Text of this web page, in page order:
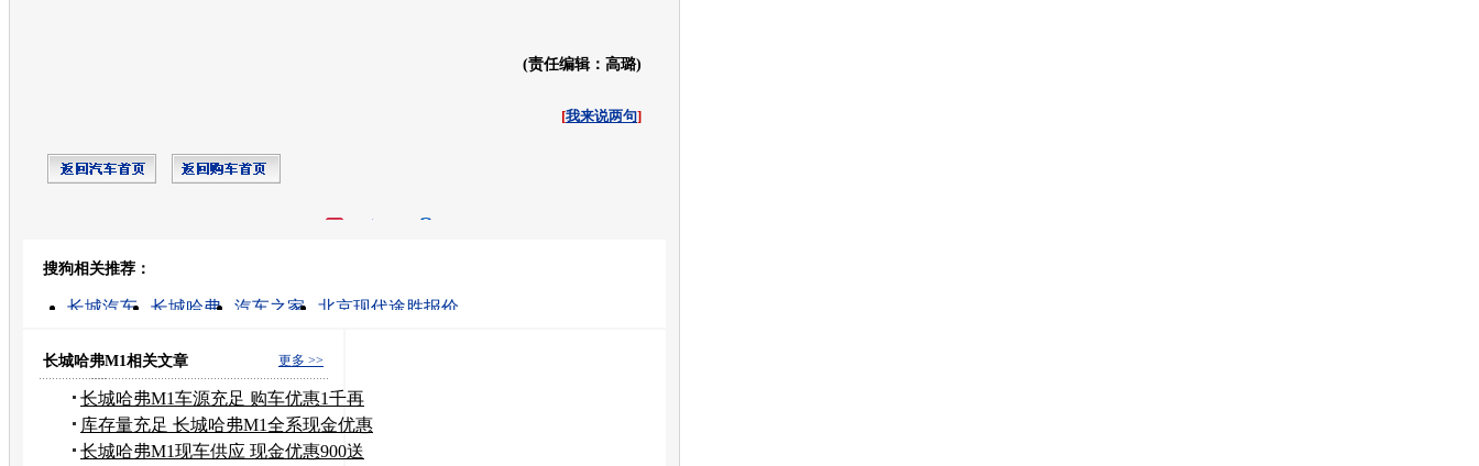
(责任编辑：高璐)
[我来说两句]
转发至：
搜狗相关推荐：
长城汽车 长城哈弗 汽车之家
北京现代途胜报价
1.3l汽车
最新汽车报价 更多 >>
长城哈弗M1相关文章
长城哈弗M1车源充足 购车优惠1千再
送礼
库存量充足 长城哈弗M1全系现金优惠
2千
长城哈弗M1现车供应 现金优惠900送